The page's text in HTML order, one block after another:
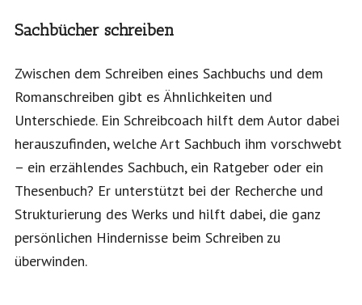
Sachbücher schreiben
Zwischen dem Schreiben eines Sachbuchs und dem
Romanschreiben gibt es Ähnlichkeiten und
Unterschiede. Ein Schreibcoach hilft dem Autor dabei
herauszufinden, welche Art Sachbuch ihm vorschwebt
– ein erzählendes Sachbuch, ein Ratgeber oder ein
Thesenbuch? Er unterstützt bei der Recherche und
Strukturierung des Werks und hilft dabei, die ganz
persönlichen Hindernisse beim Schreiben zu
überwinden.